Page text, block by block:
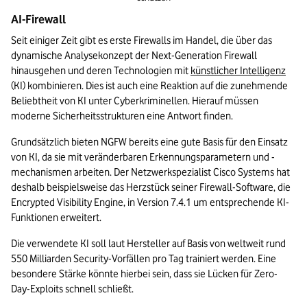
AI-Firewall
Seit einiger Zeit gibt es erste Firewalls im Handel, die über das
dynamische Analysekonzept der Next-Generation Firewall
hinausgehen und deren Technologien mit künstlicher Intelligenz
(KI) kombinieren. Dies ist auch eine Reaktion auf die zunehmende
Beliebtheit von KI unter Cyberkriminellen. Hierauf müssen
moderne Sicherheitsstrukturen eine Antwort finden.
Grundsätzlich bieten NGFW bereits eine gute Basis für den Einsatz
von KI, da sie mit veränderbaren Erkennungsparametern und -
mechanismen arbeiten. Der Netzwerkspezialist Cisco Systems hat
deshalb beispielsweise das Herzstück seiner Firewall-Software, die
Encrypted Visibility Engine, in Version 7.4.1 um entsprechende KI-
Funktionen erweitert.
Die verwendete KI soll laut Hersteller auf Basis von weltweit rund
550 Milliarden Security-Vorfällen pro Tag trainiert werden. Eine
besondere Stärke könnte hierbei sein, dass sie Lücken für Zero-
Day-Exploits schnell schließt.